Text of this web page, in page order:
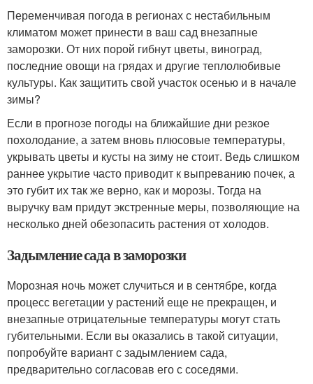
Переменчивая погода в регионах с нестабильным
климатом может принести в ваш сад внезапные
заморозки. От них порой гибнут цветы, виноград,
последние овощи на грядах и другие теплолюбивые
культуры. Как защитить свой участок осенью и в начале
зимы?
Если в прогнозе погоды на ближайшие дни резкое
похолодание, а затем вновь плюсовые температуры,
укрывать цветы и кусты на зиму не стоит. Ведь слишком
раннее укрытие часто приводит к выпреванию почек, а
это губит их так же верно, как и морозы. Тогда на
выручку вам придут экстренные меры, позволяющие на
несколько дней обезопасить растения от холодов.
Задымление сада в заморозки
Морозная ночь может случиться и в сентябре, когда
процесс вегетации у растений еще не прекращен, и
внезапные отрицательные температуры могут стать
губительными. Если вы оказались в такой ситуации,
попробуйте вариант с задымлением сада,
предварительно согласовав его с соседями.